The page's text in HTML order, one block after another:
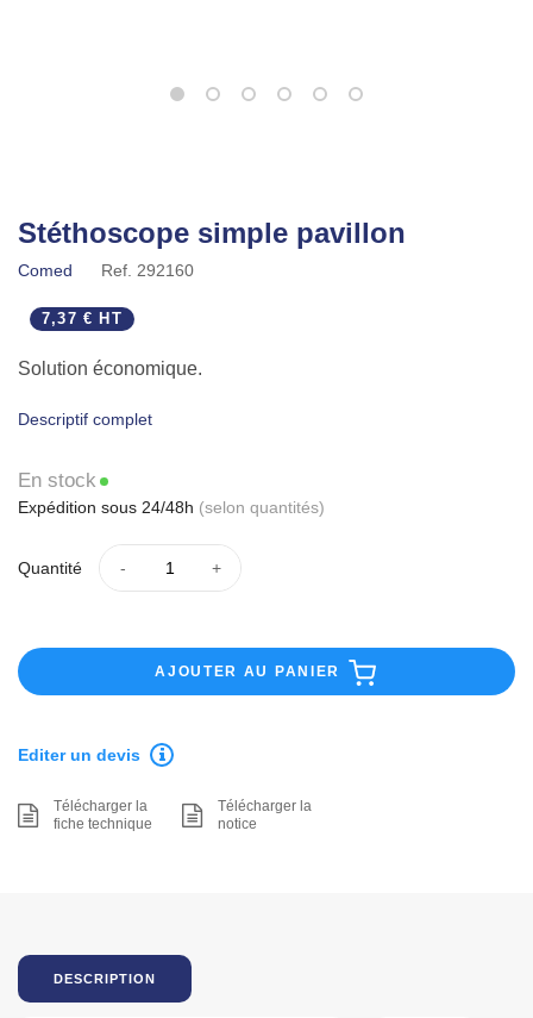
Stéthoscope simple pavillon
Comed Ref. 292160
7,37 € HT
Solution économique.
Descriptif complet
En stock
Expédition sous 24/48h (selon quantités)
Quantité
AJOUTER AU PANIER
Editer un devis
Télécharger la
fiche technique
Télécharger la
notice
DESCRIPTION